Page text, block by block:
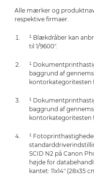
Alle mærker og
respektive firmaer.
¹ Blækdråber kan
til 1/9600".
¹
baggrund af
kontorkategoritesten
¹
baggrund af
kontorkategoritesten
¹
SCID N2 på Canon
højde for
kantet: 11x14" (28x35